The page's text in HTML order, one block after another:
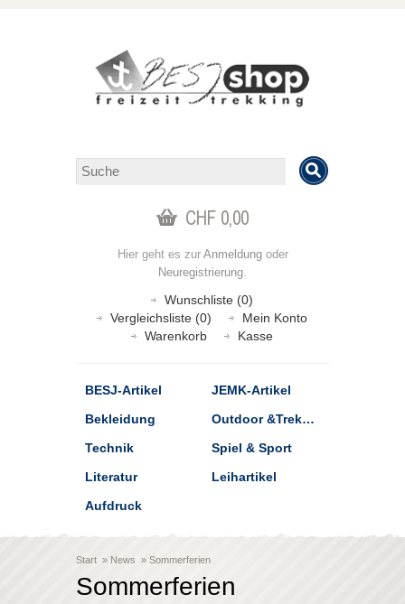
CHF 0,00
Hier geht es zur Anmeldungoder
Neuregistrierung.
Wunschliste (0)
Vergleichsliste (0)
Mein Konto
Warenkorb
Kasse
BESJ-Artikel
JEMK-Artikel
Bekleidung
Outdoor &Trekking
Technik
Spiel & Sport
Literatur
Leihartikel
Aufdruck
Start » News » Sommerferien
Sommerferien